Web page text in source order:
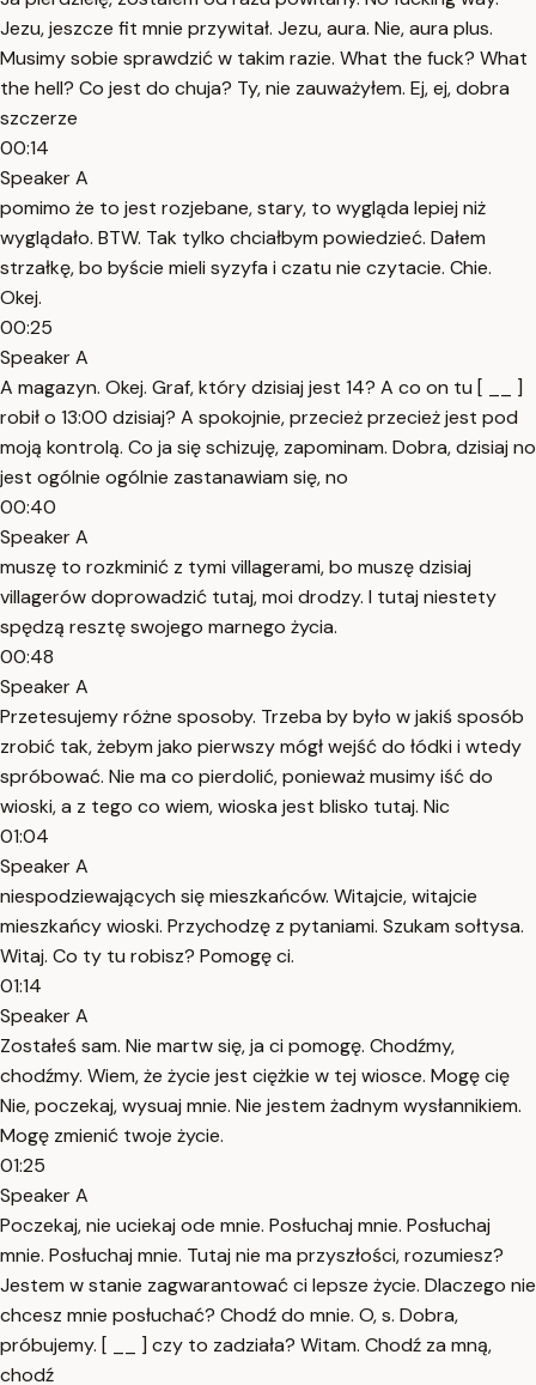
Jezu, jeszcze fit mnie przywitał. Jezu, aura. Nie, aura plus.
Musimy sobie sprawdzić w takim razie. What the fuck? What
the hell? Co jest do chuja? Ty, nie zauważyłem. Ej, ej, dobra
szczerze
00:14
Speaker A
pomimo że to jest rozjebane, stary, to wygląda lepiej niż
wyglądało. BTW. Tak tylko chciałbym powiedzieć. Dałem
strzałkę, bo byście mieli syzyfa i czatu nie czytacie. Chie.
Okej.
00:25
Speaker A
A magazyn. Okej. Graf, który dzisiaj jest 14? A co on tu [ __ ]
robił o 13:00 dzisiaj? A spokojnie, przecież przecież jest pod
moją kontrolą. Co ja się schizuję, zapominam. Dobra, dzisiaj no
jest ogólnie ogólnie zastanawiam się, no
00:40
Speaker A
muszę to rozkminić z tymi villagerami, bo muszę dzisiaj
villagerów doprowadzić tutaj, moi drodzy. I tutaj niestety
spędzą resztę swojego marnego życia.
00:48
Speaker A
Przetesujemy różne sposoby. Trzeba by było w jakiś sposób
zrobić tak, żebym jako pierwszy mógł wejść do łódki i wtedy
spróbować. Nie ma co pierdolić, ponieważ musimy iść do
wioski, a z tego co wiem, wioska jest blisko tutaj. Nic
01:04
Speaker A
niespodziewających się mieszkańców. Witajcie, witajcie
mieszkańcy wioski. Przychodzę z pytaniami. Szukam sołtysa.
Witaj. Co ty tu robisz? Pomogę ci.
01:14
Speaker A
Zostałeś sam. Nie martw się, ja ci pomogę. Chodźmy,
chodźmy. Wiem, że życie jest ciężkie w tej wiosce. Mogę cię
Nie, poczekaj, wysuaj mnie. Nie jestem żadnym wysłannikiem.
Mogę zmienić twoje życie.
01:25
Speaker A
Poczekaj, nie uciekaj ode mnie. Posłuchaj mnie. Posłuchaj
mnie. Posłuchaj mnie. Tutaj nie ma przyszłości, rozumiesz?
Jestem w stanie zagwarantować ci lepsze życie. Dlaczego nie
chcesz mnie posłuchać? Chodź do mnie. O, s. Dobra,
próbujemy. [ __ ] czy to zadziała? Witam. Chodź za mną,
chodź